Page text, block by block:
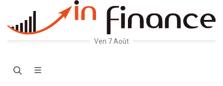
Ven 7 Août